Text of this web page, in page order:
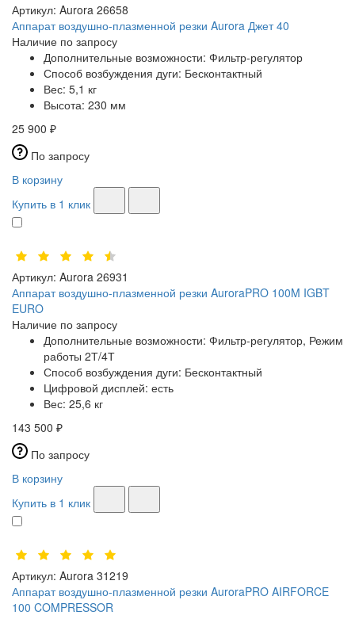
Артикул: Aurora 26658
Аппарат воздушно-плазменной резки Aurora Джет 40
Наличие по запросу
Дополнительные возможности: Фильтр-регулятор
Способ возбуждения дуги: Бесконтактный
Вес: 5,1 кг
Высота: 230 мм
25 900 ₽
По запросу
В корзину
Купить в 1 клик
Артикул: Aurora 26931
Аппарат воздушно-плазменной резки AuroraPRO 100M IGBT
EURO
Наличие по запросу
Дополнительные возможности: Фильтр-регулятор, Режим
работы 2Т/4Т
Способ возбуждения дуги: Бесконтактный
Цифровой дисплей: есть
Вес: 25,6 кг
143 500 ₽
По запросу
В корзину
Купить в 1 клик
Артикул: Aurora 31219
Аппарат воздушно-плазменной резки AuroraPRO AIRFORCE
100 COMPRESSOR